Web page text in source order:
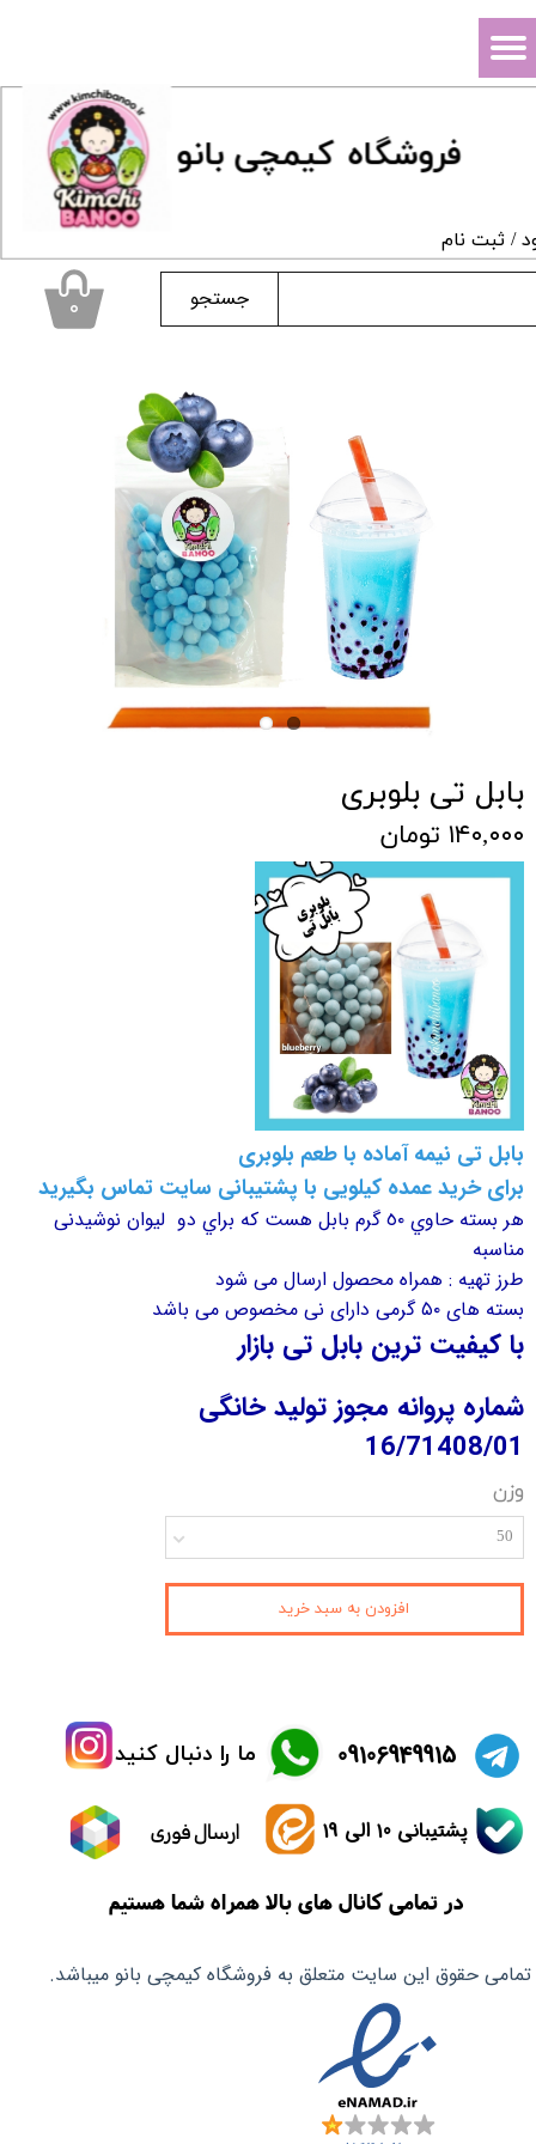
فروشگاه کیمچی بانو
جستجو
/ ثبت نام
حساب کاربری من
سفارشات
۰
بابل تی بلوبری
۱۴۰,۰۰۰ تومان
بابل تی نیمه آماده با طعم بلوبری
برای خرید عمده کیلویی با پشتیبانی سایت تماس بگیرید
هر بسته حاوي ٥٠ گرم بابل هست كه براي دو ليوان نوشيدنی
مناسبه
طرز تهیه : همراه محصول ارسال می شود
بسته های ۵۰ گرمی دارای نی مخصوص می باشد
با کیفیت ترین بابل تی بازار
شماره پروانه مجوز تولید خانگی
16/71408/01
وزن
50
افزودن به سبد خرید
تمامی حقوق این سایت متعلق به فروشگاه کیمچی بانو میباشد.
ما را دنبال کنید ​09106949915
ارسال فوری پشتیبانی 10 الی 19
در تمامی کانال های بالا همراه شما هستیم